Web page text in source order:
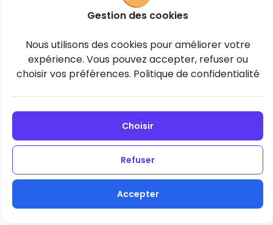
Gestion des cookies
Nous utilisons des cookies pour améliorer votre
expérience. Vous pouvez accepter, refuser ou
choisir vos préférences. Politique de confidentialité
Choisir
Refuser
Accepter